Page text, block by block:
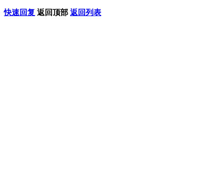
快速回复 返回顶部 返回列表